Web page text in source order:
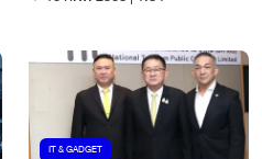
IT & GADGET